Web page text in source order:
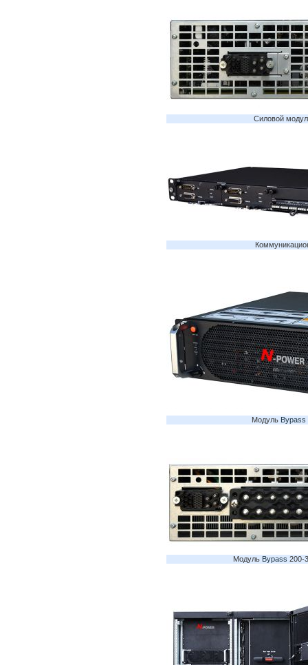
Силовой
Модуль Bypass
Модуль Bypass 200-